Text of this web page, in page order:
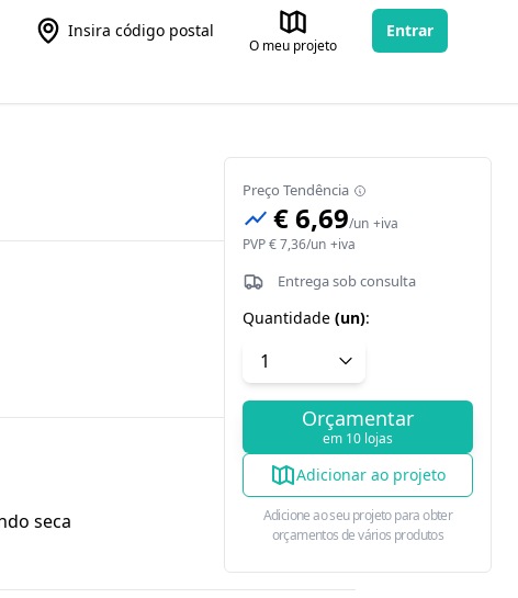
Insira código postal
O meu projeto
Entrar
seca
Preço Tendência
€ 6,69/un +iva
PVP€ 7,36/un +iva
Entrega sob consulta
Quantidade (un):
Orçamentar
em 10 lojas
Adicionar ao projeto
Adicione ao seu projeto para obter
orçamentos de vários produtos